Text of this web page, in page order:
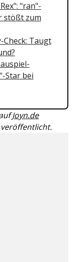
"ran"-
stößt zum
Check: Taugt
Star bei
Joyn.de